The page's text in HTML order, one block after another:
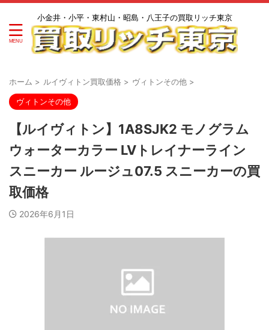
小金井・小平・東村山・昭島・八王子の買取リッチ東京
ホーム > ルイヴィトン買取価格 > ヴィトンその他 >
ヴィトンその他
【ルイヴィトン】1A8SJK2 モノグラム
ウォーターカラー LVトレイナーライン
スニーカー ルージュ07.5 スニーカーの買
取価格
2026年6月1日